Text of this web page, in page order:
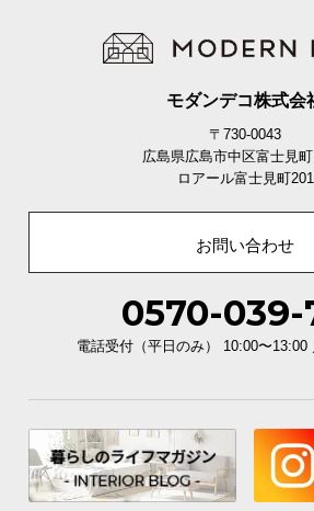
モダンデコ株式会
〒730-0043
広島県広島市中区富士見
ロアール富士見町201
お問い合わせ
0570-039-
電話受付（平日のみ） 10:00〜13:00